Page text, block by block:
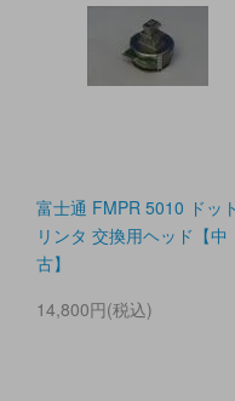
富士通 FMPR 5010 ドッ
リンタ 交換用ヘッド【中
古】
14,800円(税込)